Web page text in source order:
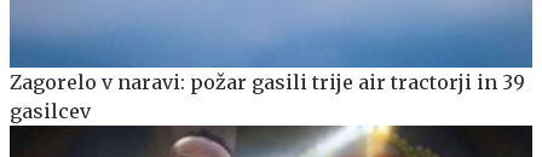
Zagorelo v naravi: požar gasili trije air tractorji in 39
gasilcev